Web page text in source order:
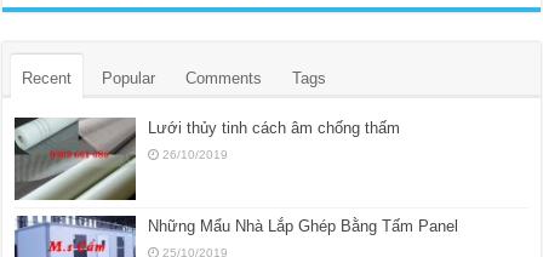
Recent Popular Comments Tags
Lưới thủy tinh cách âm chống thấm
26/10/2019
Những Mẩu Nhà Lắp Ghép Bằng Tấm Panel
25/10/2019